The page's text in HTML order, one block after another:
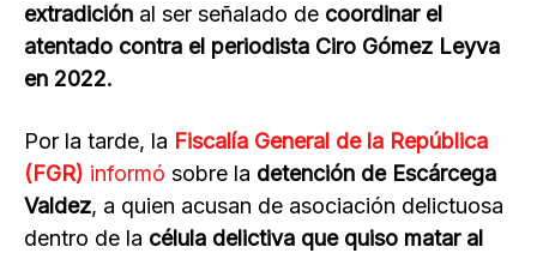
extradición al ser señalado de coordinar el
atentado contra el periodista Ciro Gómez Leyva
en 2022.
Por la tarde, la Fiscalía General de la República
(FGR) informó sobre la detención de Escárcega
Valdez, a quien acusan de asociación delictuosa
dentro de la célula delictiva que quiso matar al